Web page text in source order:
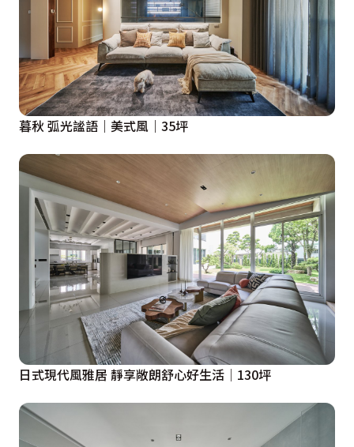
暮秋 弧光謐語｜美式風｜35坪
日式現代風雅居 靜享敞朗舒心好生活│130坪